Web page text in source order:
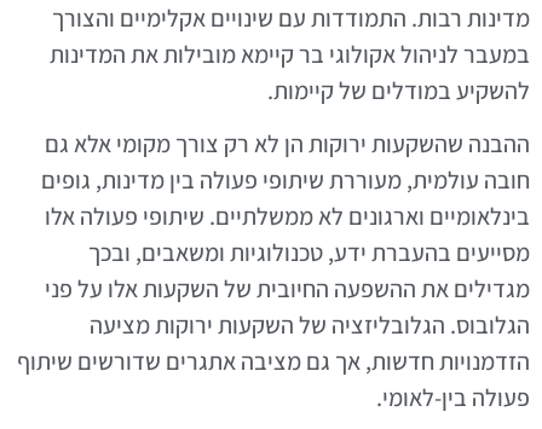
מדינות רבות. התמודדות עם שינויים אקלימיים והצורך
במעבר לניהול אקולוגי בר קיימא מובילות את המדינות
להשקיע במודלים של קיימות.
ההבנה שהשקעות ירוקות הן לא רק צורך מקומי אלא גם
חובה עולמית, מעוררת שיתופי פעולה בין מדינות, גופים
בינלאומיים וארגונים לא ממשלתיים. שיתופי פעולה אלו
מסייעים בהעברת ידע, טכנולוגיות ומשאבים, ובכך
מגדילים את ההשפעה החיובית של השקעות אלו על פני
הגלובוס. הגלובליזציה של השקעות ירוקות מציעה
הזדמנויות חדשות, אך גם מציבה אתגרים שדורשים שיתוף
פעולה בין-לאומי.